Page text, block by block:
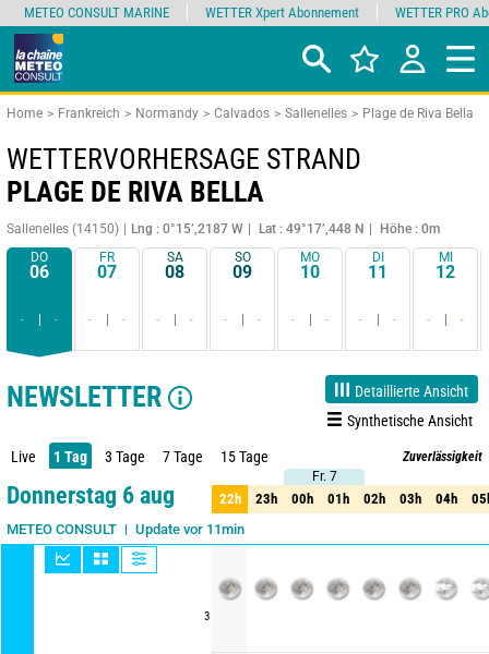
Home Frankreich Normandy Calvados Sallenelles Plage de Riva Bella
WETTERVORHERSAGE STRAND
PLAGE DE RIVA BELLA
Sallenelles (14150) Lng : 0°15’,2187 W Lat : 49°17’,448 N
Höhe : 0m
DO
06
- -
FR
07
- -
SA
08
- -
SO
09
- -
MO
10
- -
DI
11
- -
MI
12
- -
NEWSLETTER
Detaillierte Ansicht
Synthetische Ansicht
Live 1 Tag 3 Tage 7 Tage 15 Tage Zuverlässigkeit
90%
Donnerstag 6 aug
METEO CONSULT Update vor 11min
3
Fr. 7
22h 23h 00h 01h 02h 03h 04h
Fr. 7
22h 23h 00h 01h 02h 03h 04h
METEO CONSULT MARINE WETTER Xpert Abonnement WETTER PRO